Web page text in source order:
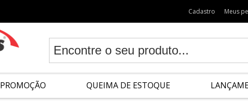
Cadastro Meus
PROMOÇÃO QUEIMA DE ESTOQUE